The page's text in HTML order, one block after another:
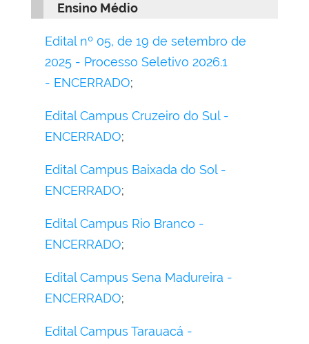
Ensino Médio
Edital nº 05, de 19 de setembro de
2025 - Processo Seletivo 2026.1
- ENCERRADO;
Edital Campus Cruzeiro do Sul -
ENCERRADO;
Edital Campus Baixada do Sol -
ENCERRADO;
Edital Campus Rio Branco -
ENCERRADO;
Edital Campus Sena Madureira -
ENCERRADO;
Edital Campus Tarauacá -